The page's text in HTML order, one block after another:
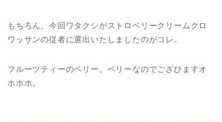
もちろん、今回ワタクシがストロベリークリームクロ
ワッサンの従者に選出いたしましたのがコレ。
フルーツティーのベリー。ベリーなのでござひますオ
ホホホ。